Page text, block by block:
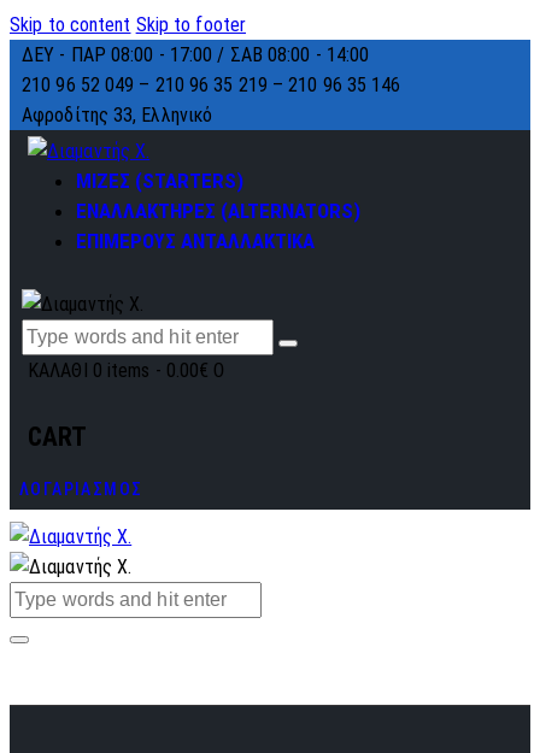
Skip to content Skip to footer
ΔΕΥ - ΠΑΡ 08:00 - 17:00 / ΣΑΒ 08:00 - 14:00
210 96 52 049 – 210 96 35 219 –210 96 35 146
Αφροδίτης 33, Ελληνικό
ΜΙΖΕΣ (STARTERS)
ΕΝΑΛΛΑΚΤΗΡΕΣ (ALTERNATORS)
ΕΠΙΜΕΡΟΥΣ ΑΝΤΑΛΛΑΚΤΙΚΑ
ΚΑΛΑΘΙ 0 items - 0.00€ 0
CART
ΛΟΓΑΡΙΑΣΜΟΣ